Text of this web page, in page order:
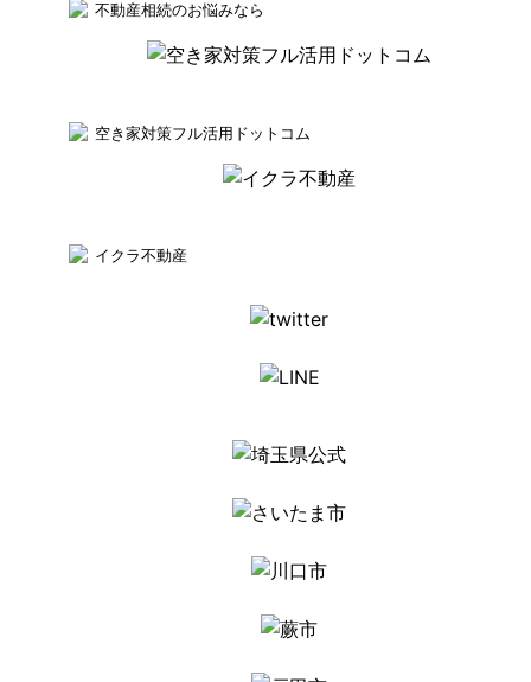
不動産相続のお悩みなら
空き家対策フル活用ドットコム
イクラ不動産